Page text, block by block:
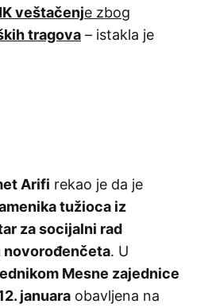
veštačenje zbog
tragova – istakla je
Arifi rekao je da je
tužioca iz
za socijalni rad
novorođenčeta. U
Mesne zajednice
januara obavljena na